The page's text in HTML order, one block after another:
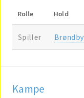
Rolle Hold
Spiller Brøndby
Kampe